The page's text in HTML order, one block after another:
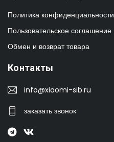
Политика конфиденциальности
Пользовательское соглашение
Обмен и возврат товара
Контакты
info@xiaomi-sib.ru
заказать звонок